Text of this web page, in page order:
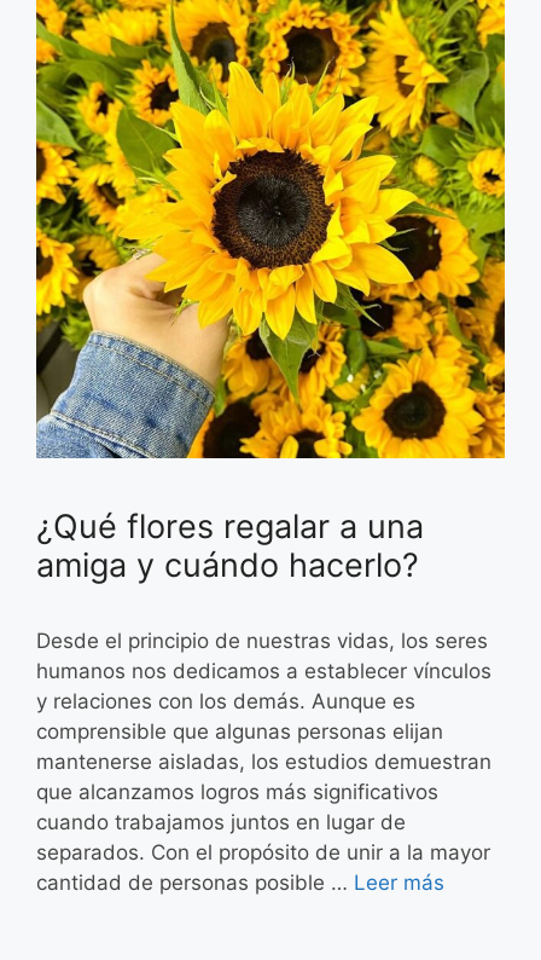
¿Qué flores regalar a una
amiga y cuándo hacerlo?
Desde el principio de nuestras vidas, los seres
humanos nos dedicamos a establecer vínculos
y relaciones con los demás. Aunque es
comprensible que algunas personas elijan
mantenerse aisladas, los estudios demuestran
que alcanzamos logros más significativos
cuando trabajamos juntos en lugar de
separados. Con el propósito de unir a la mayor
cantidad de personas posible … Leer más